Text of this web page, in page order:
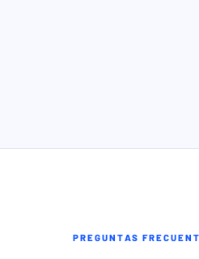
PREGUNTAS